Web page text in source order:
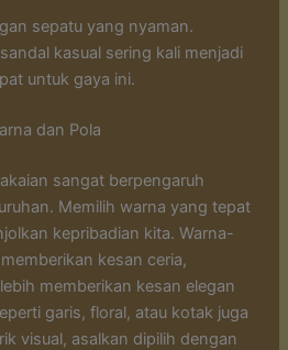
sepatu yang nyaman.
kasual sering kali menjadi
untuk gaya ini.
dan Pola
sangat berpengaruh
Memilih warna yang tepat
kepribadian kita. Warna-
kesan ceria,
memberikan kesan elegan
garis, floral, atau kotak juga
visual, asalkan dipilih dengan